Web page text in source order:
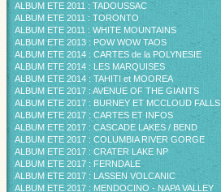
ALBUM ETE 2011 : TADOUSSAC
ALBUM ETE 2011 : TORONTO
ALBUM ETE 2011 : WHITE MOUNTAINS
ALBUM ETE 2013 : POW WOW TAOS
ALBUM ETE 2014 : CARTES de la POLYNESIE
ALBUM ETE 2014 : LES MARQUISES
ALBUM ETE 2014 : TAHITI et MOOREA
ALBUM ETE 2017 : AVENUE OF THE GIANTS
ALBUM ETE 2017 : BURNEY ET MCCLOUD FALLS
ALBUM ETE 2017 : CARTES ET INFOS
ALBUM ETE 2017 : CASCADE LAKES / BEND
ALBUM ETE 2017 : COLUMBIA RIVER GORGE
ALBUM ETE 2017 : CRATER LAKE NP
ALBUM ETE 2017 : FERNDALE
ALBUM ETE 2017 : LASSEN VOLCANIC
ALBUM ETE 2017 : MENDOCINO - NAPA VALLEY